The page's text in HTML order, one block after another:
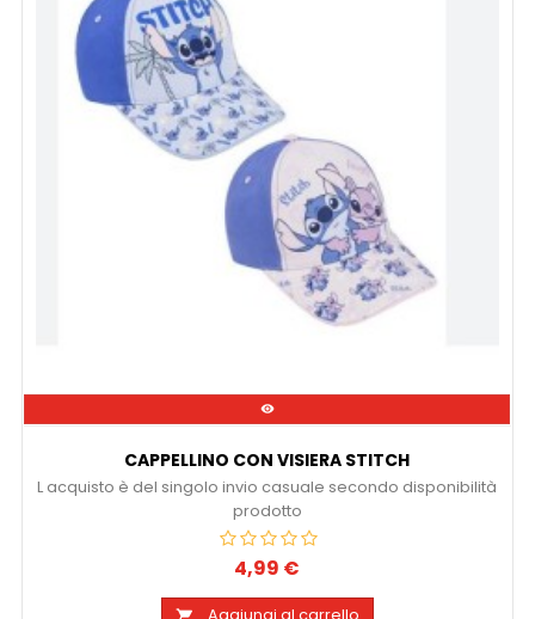

CAPPELLINO CON VISIERA STITCH
L acquisto è del singolo invio casuale secondo disponibilità
prodotto
Prezzo
4,99 €